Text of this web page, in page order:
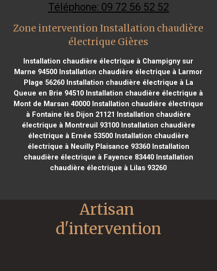
Téléphone: 09 72 56 52 52
Zone intervention Installation chaudière
électrique Gières
Installation chaudière électrique à Champigny sur
Marne 94500 Installation chaudière électrique à Larmor
Plage 56260Installation chaudière électrique à La
Queue en Brie 94510 Installation chaudière électrique à
Mont de Marsan 40000Installation chaudière électrique
à Fontaine lès Dijon 21121 Installation chaudière
électrique à Montreuil 93100Installation chaudière
électrique à Ernée 53500Installation chaudière
électrique à Neuilly Plaisance 93360Installation
chaudière électrique à Fayence 83440Installation
chaudière électrique à Lilas 93260
Artisan
d'intervention